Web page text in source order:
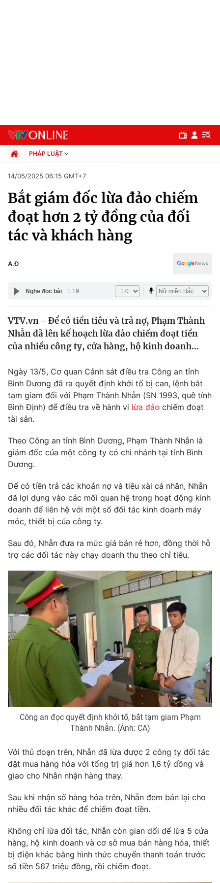
Chuyên mục
Chính trị
Thế giới
Thế giới đó đây
Câu chuyện quốc tế
Kinh tế
Tài chính
Thị trường
Dữ liệu và đời sống
Truyền hình
Phim VTV
Hậu trường
Nhân vật
Khán giả
Giải sao mai
Giải trí
Âm nhạc
Sao
Đời sống
Du lịch
Làm đẹp
Chất lượng cuộc sống
Giáo dục
Học trực tuyến
Công nghệ
Hitech Công nghệ tương lai
Sản phẩm
Thị trường
Tư vấn
Lịch phát sóng
Chuyên mục khác
Emagazine Podcast
Photo Infographic
Video Shorts video
VTV Thể thao
VTV Sức khoẻ Bất động sản
Thị trường 24h Tấm lòng Việt
VTV9 VTV8
PHÁP LUẬT
Xã hội
Pháp luật
Kinh tế
Thể thao
Truyền hình
Giáo dục
14/05/2025 06:15 GMT+7
Bắt giám đốc lừa đảo chiếm
đoạt hơn 2 tỷ đồng của đối
tác và khách hàng
A.Đ
Nghe đọc bài 1:19
VTV.vn - Để có tiền tiêu và trả nợ, Phạm Thành
Nhẫn đã lên kế hoạch lừa đảo chiếm đoạt tiền
của nhiều công ty, cửa hàng, hộ kinh doanh...
Ngày 13/5, Cơ quan Cảnh sát điều tra Công an tỉnh
Bình Dương đã ra quyết định khởi tố bị can, lệnh bắt
tạm giam đối với Phạm Thành Nhẫn (SN 1993, quê tỉnh
Bình Định) để điều tra về hành vi lừa đảo chiếm đoạt
tài sản.
Theo Công an tỉnh Bình Dương, Phạm Thành Nhẫn là
giám đốc của một công ty có chi nhánh tại tỉnh Bình
Dương.
Để có tiền trả các khoản nợ và tiêu xài cá nhân, Nhẫn
đã lợi dụng vào các mối quan hệ trong hoạt động kinh
doanh để liên hệ với một số đối tác kinh doanh máy
móc, thiết bị của công ty.
Sau đó, Nhẫn đưa ra mức giá bán rẻ hơn, đồng thời hỗ
trợ các đối tác này chạy doanh thu theo chỉ tiêu.
Công an đọc quyết định khởi tố, bắt tạm giam Phạm
Thành Nhẫn. (Ảnh: CA)
Với thủ đoạn trên, Nhẫn đã lừa được 2 công ty đối tác
đặt mua hàng hóa với tổng trị giá hơn 1,6 tỷ đồng và
giao cho Nhẫn nhận hàng thay.
Sau khi nhận số hàng hóa trên, Nhẫn đem bán lại cho
nhiều đối tác khác để chiếm đoạt tiền.
Không chỉ lừa đối tác, Nhẫn còn gian dối để lừa 5 cửa
hàng, hộ kinh doanh và cơ sở mua bán hàng hóa, thiết
bị điện khác bằng hình thức chuyển thanh toán trước
số tiền 567 triệu đồng, rồi chiếm đoạt.